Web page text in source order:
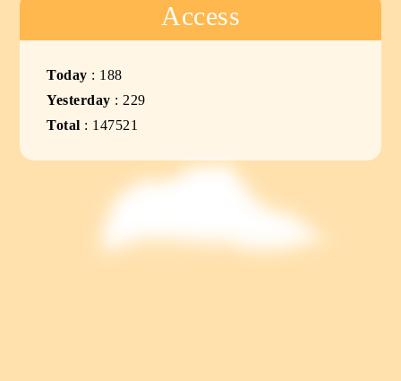
Access
Today : 188
Yesterday : 229
Total : 147521